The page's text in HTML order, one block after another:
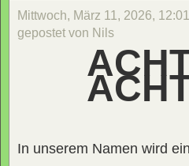
Mittwoch, März 11, 2026,
gepostet von Nils
In unserem Namen wird ein